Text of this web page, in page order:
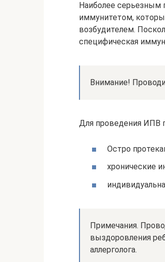
Наиболее серьезным
иммунитетом,
возбудителем.
специфическая
Внимание!
Для проведения ИПВ
Остро
хронические
Примечания.
выздоровления
аллерголога.